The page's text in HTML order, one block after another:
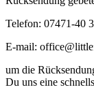
Telefon: 07471-40
E-mail:
um die
Du uns eine